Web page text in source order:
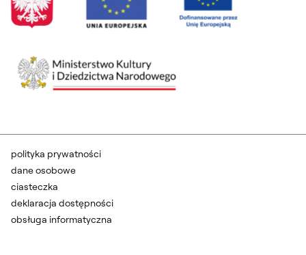
polityka prywatności
dane osobowe
ciasteczka
deklaracja dostępności
obsługa informatyczna